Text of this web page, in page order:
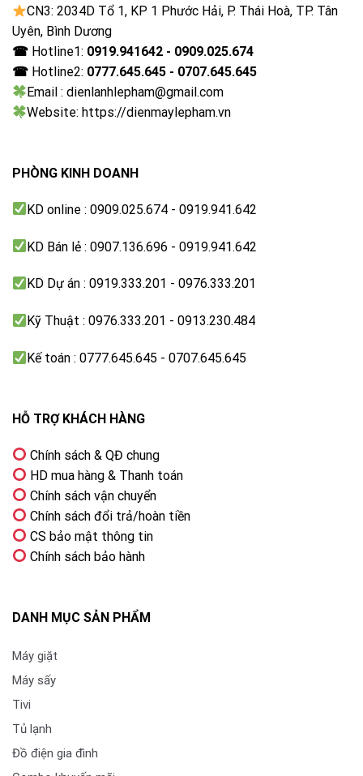
CN3: 2034D Tổ 1, KP 1 Phước Hải, P. Thái Hoà, TP. Tân
Uyên, Bình Dương
☎ Hotline1: 0919.941642 - 0909.025.674
☎ Hotline2: 0777.645.645 - 0707.645.645
Email : dienlanhlepham@gmail.com
Website: https://dienmaylepham.vn
PHÒNG KINH DOANH
KD online : 0909.025.674 - 0919.941.642
KD Bán lẻ : 0907.136.696 - 0919.941.642
KD Dự án : 0919.333.201 - 0976.333.201
Kỹ Thuật : 0976.333.201 - 0913.230.484
Kế toán : 0777.645.645 - 0707.645.645
HỖ TRỢ KHÁCH HÀNG
Chính sách & QĐ chung
HD mua hàng & Thanh toán
Chính sách vận chuyển
Chính sách đổi trả/hoàn tiền
CS bảo mật thông tin
Chính sách bảo hành
DANH MỤC SẢN PHẨM
Máy giặt
Máy sấy
Tivi
Tủ lạnh
Đồ điện gia đình